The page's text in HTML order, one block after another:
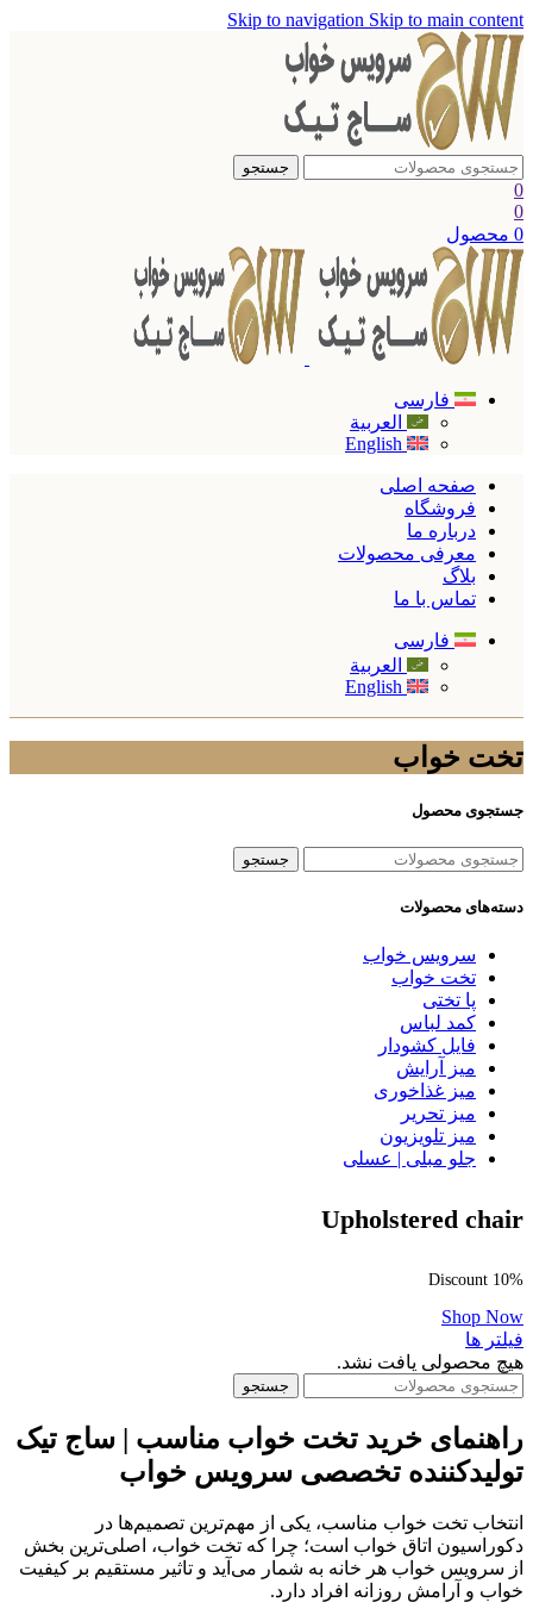
Skip to navigation Skip to main content
جستجو
0
0
0 محصول
فارسی
العربية
English
صفحه اصلی
فروشگاه
درباره ما
معرفی محصولات
بلاگ
تماس با ما
فارسی
العربية
English
تخت خواب
جستجوی محصول
جستجو
دسته‌های محصولات
سرویس خواب
تخت خواب
پا تختی
کمد لباس
فایل کشودار
میز آرایش
میز غذاخوری
میز تحریر
میز تلویزیون
جلو مبلی | عسلی
Upholstered chair
Discount 10%
Shop Now
فیلتر ها
هیچ محصولی یافت نشد.
جستجو
راهنمای خرید تخت خواب مناسب | ساج تیک
تولیدکننده تخصصی سرویس خواب
انتخاب تخت خواب مناسب، یکی از مهم‌ترین تصمیم‌ها در
دکوراسیون اتاق خواب است؛ چرا که تخت خواب، اصلی‌ترین بخش
از سرویس خواب هر خانه به شمار می‌آید و تاثیر مستقیم بر کیفیت
خواب و آرامش روزانه افراد دارد.